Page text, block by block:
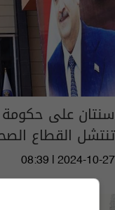
سنتان على
تنتشل القطاع
08:39 | 2024-10-27